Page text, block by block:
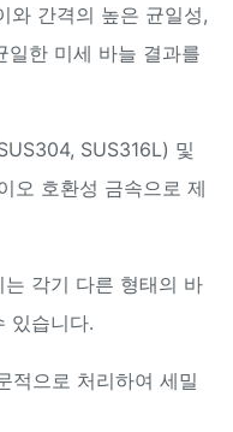
와 간격의 높은 균일성,
일한 미세 바늘 결과를
SUS316L) 및
오 호환성 금속으로 제
는 각기 다른 형태의 바
있습니다.
적으로 처리하여 세밀